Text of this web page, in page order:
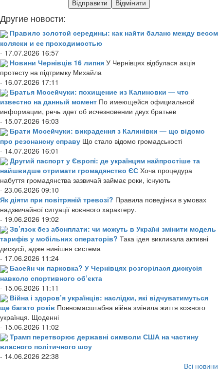
Другие новости:
Правило золотой середины: как найти баланс между весом
коляски и ее проходимостью
- 17.07.2026 16:57
Новини Чернівців 16 липня У Чернівцях відбулася акція
протесту на підтримку Михайла
- 16.07.2026 17:11
Братья Мосейчуки: похищение из Калиновки — что
известно на данный момент По имеющейся официальной
информации, речь идет об исчезновении двух братьев
- 15.07.2026 16:03
Брати Мосейчуки: викрадення з Калинівки — що відомо
про резонансну справу Що стало відомо громадськості
- 14.07.2026 16:01
Другий паспорт у Європі: де українцям найпростіше та
найшвидше отримати громадянство ЄС Хоча процедура
набуття громадянства зазвичай займає роки, існують
- 23.06.2026 09:10
Як діяти при повітряній тревозі? Правила поведінки в умовах
надзвичайної ситуації воєнного характеру.
- 19.06.2026 19:02
Зв’язок без абонплати: чи можуть в Україні змінити модель
тарифів у мобільних операторів? Така ідея викликала активні
дискусії, адже нинішня система
- 17.06.2026 11:24
Басейн чи парковка? У Чернівцях розгорілася дискусія
навколо спортивного об’єкта
- 15.06.2026 11:11
Війна і здоров’я українців: наслідки, які відчуватимуться
ще багато років Повномасштабна війна змінила життя кожного
українця. Щоденні
- 15.06.2026 11:02
Трамп перетворює державні символи США на частину
власного політичного шоу
- 14.06.2026 22:38
Всі новини